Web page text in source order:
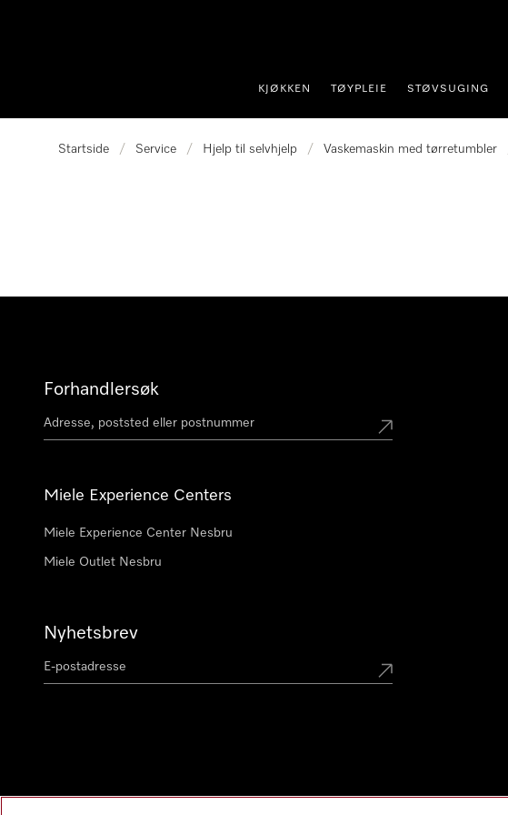
KJØKKEN TØYPLEIE STØVSUGING
Startside / Service / Hjelp til selvhjelp / Vaskemaskin med tørretumbler
Forhandlersøk
Miele Experience Centers
Miele Experience Center Nesbru
Miele Outlet Nesbru
Nyhetsbrev